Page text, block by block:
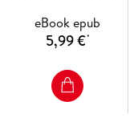
eBook epub
5,99 €*